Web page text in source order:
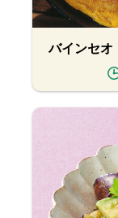
バインセオ